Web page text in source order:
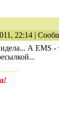
22:14 |
А EMS -